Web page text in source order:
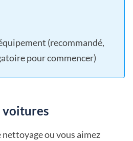
(recommandé,
pour commencer)
voitures
ou vous aimez